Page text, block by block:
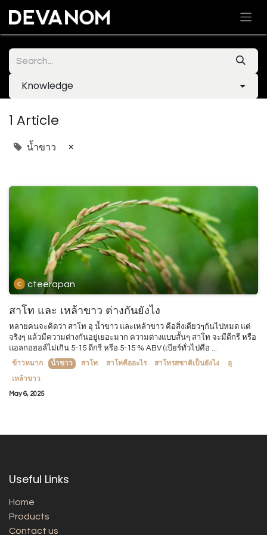
Knowledge
1 Article
น้ำขาว ×
cteerapan
สาโท และ เหล้าขาว ต่างกันยังไง
หลายคนจะคิดว่า สาโท อุ น้ำขาว และเหล้าขาว คือสิ่งเดียวๆกันไปหมด แต่
จริงๆ แล้วมีความต่างกันอยู่เยอะมาก ความต่างแบบสั้นๆ สาโท จะมีดีกรี หรือ
แอลกอฮอล์ไม่เกิน 5-15 ดีกรี หรีอ 5-15 % ABV (เบียร์ทั่วไปคือ ...
ข้าวหมาก น้ำขาว สาโท สาโทคืออะไร สาโทรสชาติเป็นยังไง
อุ
เหล้าขาว
May 6, 2025
Useful Links
Home
Products
Contact us